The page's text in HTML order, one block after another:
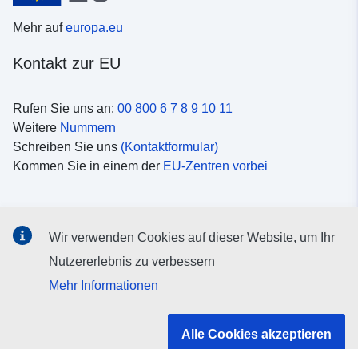
Mehr aufeuropa.eu
Kontakt zur EU
Rufen Sie uns an: 00 800 6 7 8 9 10 11
Weitere Nummern
Schreiben Sie uns (Kontaktformular)
Kommen Sie in einem der EU-Zentren vorbei
Suche nach EUSocial-Media-Kanäle
Organe und Einrichtungen der EU
Wir verwenden Cookies auf dieser Website, um Ihr
Nutzererlebnis zu verbessern
Mehr Informationen
Alle Cookies akzeptieren